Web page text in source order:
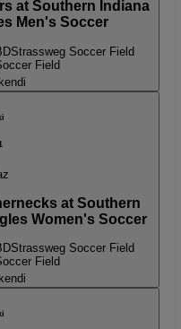
at Southern Indiana
Men's Soccer
Strassweg Soccer Field
Field
at Southern
Women's Soccer
Strassweg Soccer Field
Field